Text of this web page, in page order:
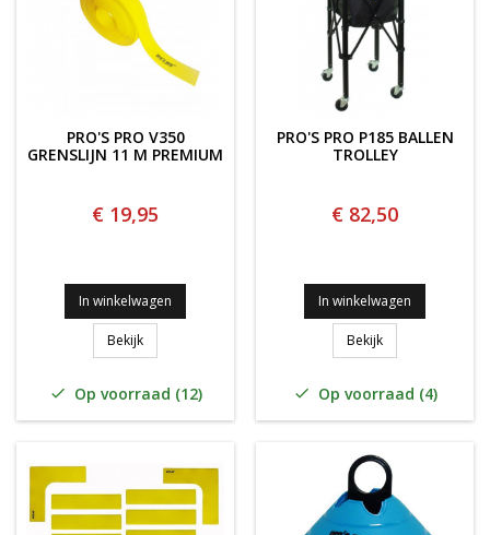
PRO'S PRO V350
GRENSLIJN 11 M PREMIUM
€ 19,95
In winkelwagen
BekijkPRO'S PRO V350 Grenslijn 11 m Premium
 Op voorraad (12)
PRO'S PRO P185 BALLEN
TROLLEY
€ 82,50
In winkelwagen
BekijkPRO'S PRO P185
 Op voorraad (4)